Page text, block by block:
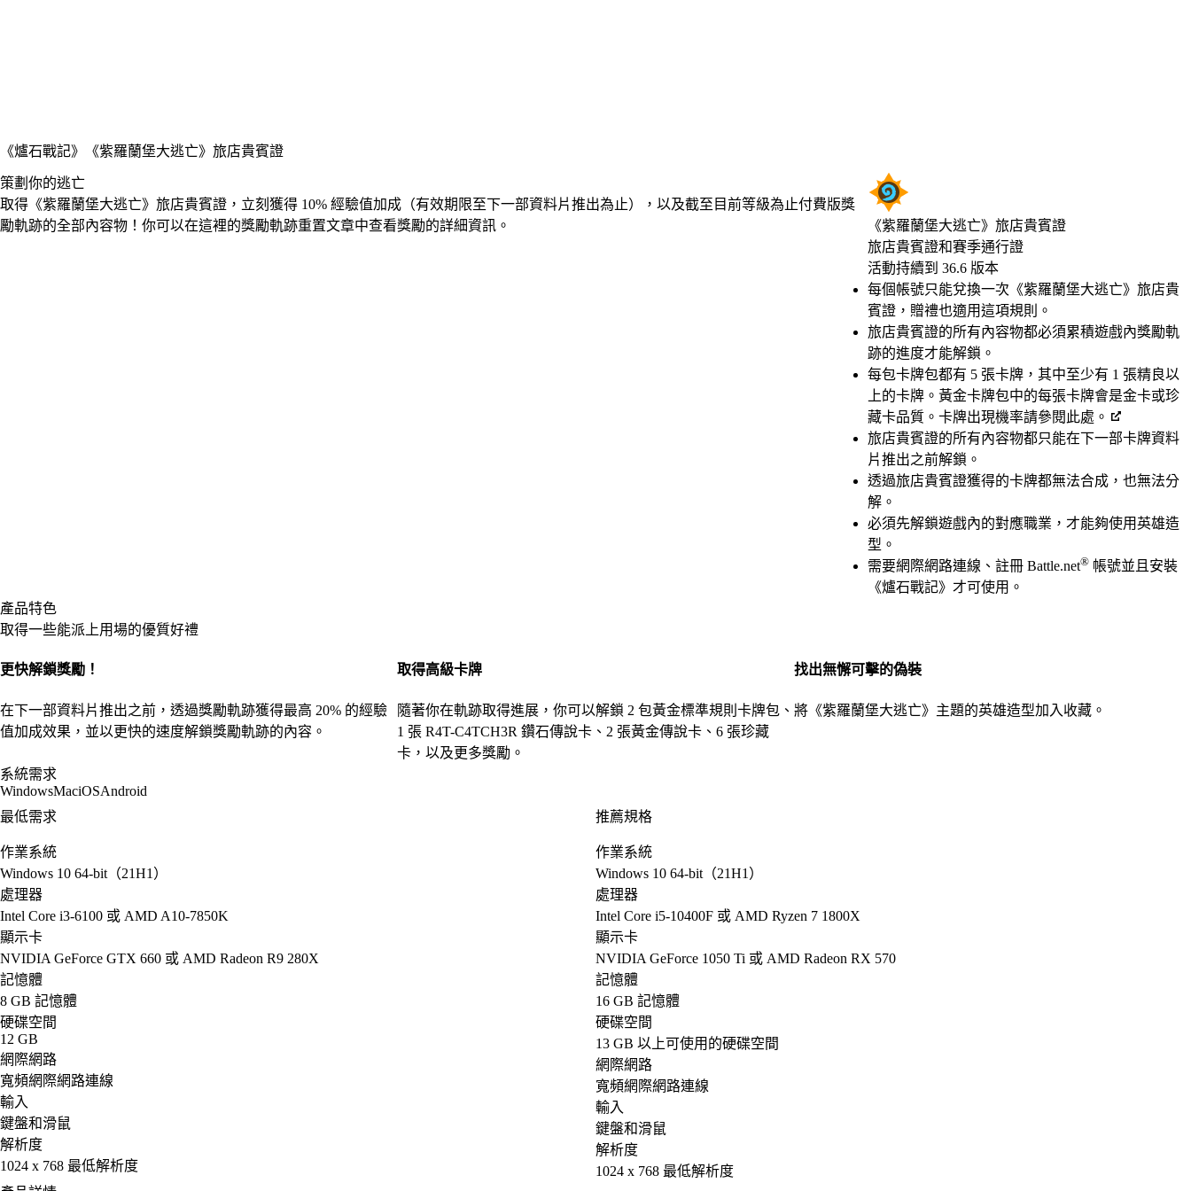
《爐石戰記》 《紫羅蘭堡大逃亡》旅店貴賓證
《紫羅蘭堡大逃亡》旅店貴賓證
旅店貴賓證和賽季通行證
Product Notification
活動持續到 36.6 版本
價格
Available actions
每個帳號只能兌換一次《紫羅蘭堡大逃亡》旅店貴
賓證，贈禮也適用這項規則。
旅店貴賓證的所有內容物都必須累積遊戲內獎勵軌
跡的進度才能解鎖。
每包卡牌包都有 5 張卡牌，其中至少有 1 張精良以
上的卡牌。黃金卡牌包中的每張卡牌會是金卡或珍
藏卡品質。卡牌出現機率請參閱此處。
旅店貴賓證的所有內容物都只能在下一部卡牌資料
片推出之前解鎖。
透過旅店貴賓證獲得的卡牌都無法合成，也無法分
解。
必須先解鎖遊戲內的對應職業，才能夠使用英雄造
型。
需要網際網路連線、註冊 Battle.net® 帳號並且安裝
《爐石戰記》才可使用。
策劃你的逃亡
取得​《​紫羅蘭堡​大​逃亡》​旅店​貴​賓證，​立刻​獲得​ 10​%​ ​經​驗值​加成（​有​效​期​限​至​下​一部​資料片​推出​為​止），​以及​截​至​目前​等​級​為​止​付費版​獎
勵​軌跡​的​全部​內容物​！​你​可以​在​這​裡​的​獎勵​軌跡​重置​文章​中查​看​獎勵​的​詳細​資訊。
產品特色
取得一些能派上用場的優質好禮
更快解鎖獎勵！
在下一部資料片推出之前，透過獎勵軌跡獲得最高 20% 的經驗
值加成效果，並以更快的速度解鎖獎勵軌跡的內容。
取得高級卡牌
隨著你在軌跡取得進展，你可以解鎖 2 包黃金標準規則卡牌包、
1 張 R4T-C4TCH3R 鑽石傳說卡、2 張黃金傳說卡、6 張珍藏
卡，以及更多獎勵。
找出無懈可擊的偽裝
將《紫羅蘭堡大逃亡》主題的英雄造型加入收藏。
系統需求
WindowsMaciOSAndroid
最低需求
作業系統
Windows 10 64-bit（21H1）
處理器
Intel Core i3-6100 或 AMD A10-7850K
顯示卡
NVIDIA GeForce GTX 660 或 AMD Radeon R9 280X
記憶體
8 GB 記憶體
硬碟空間
12 GB
網際網路
寬頻網際網路連線
輸入
鍵盤和滑鼠
解析度
1024 x 768 最低解析度
推薦規格
作業系統
Windows 10 64-bit（21H1）
處理器
Intel Core i5-10400F 或 AMD Ryzen 7 1800X
顯示卡
NVIDIA GeForce 1050 Ti 或 AMD Radeon RX 570
記憶體
16 GB 記憶體
硬碟空間
13 GB 以上可使用的硬碟空間
網際網路
寬頻網際網路連線
輸入
鍵盤和滑鼠
解析度
1024 x 768 最低解析度